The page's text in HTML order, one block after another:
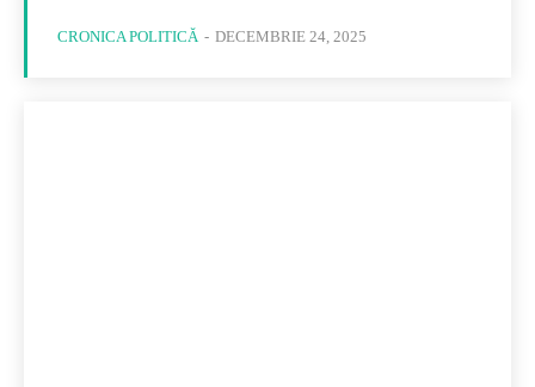
CRONICA POLITICĂ - DECEMBRIE 24, 2025